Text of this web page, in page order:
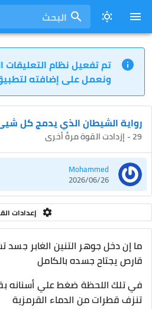
البحث
تم تفعيل نظام التعليقات
ونعمل على إضافته
رواية الشيطان الذي يدمج كل
29 - إزدادت القوة مرةً أخرى
Mohammed
2026/06/26
إعدادات
ما إن دخل جوهر التنين الغابر
قارص يجتاح جسده بالكامل
في تلك اللحظة ضغط علي أسنانه
تنزف قطرات من الدماء القرمزية